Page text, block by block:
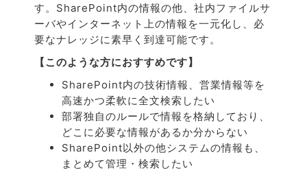
す。SharePoint内の情報の他、社内ファイルサ
ーバやインターネット上の情報を一元化し、必
要なナレッジに素早く到達可能です。
【このような方におすすめです】
SharePoint内の技術情報、営業情報等を
高速かつ柔軟に全文検索したい
部署独自のルールで情報を格納しており、
どこに必要な情報があるか分からない
SharePoint以外の他システムの情報も、
まとめて管理・検索したい